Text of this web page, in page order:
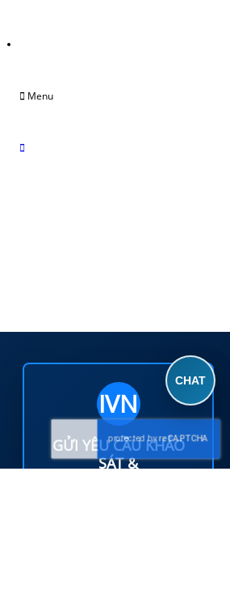
Menu
IVN
GỬI YÊU CẦU KHẢO
SÁT &
CHAT